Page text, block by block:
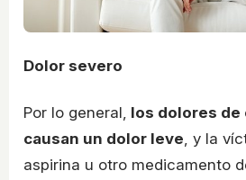
Dolor severo
Por lo general, los dolores de
causan un dolor leve , y la
aspirina u otro medicamento